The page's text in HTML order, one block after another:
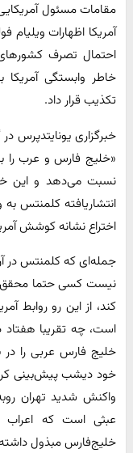
مقامات مسئول
آمریکا اظهارات ویلیام
احتمال تصرف کشورهای
خاطر وابستگی آمریکا
تکذیب قرار داد.
خبرگزاری یونایتدپرس
«خلیج فارس و عرب را
نسبت می‌دهد و این
انتشاریافته کلمنتس
اختراع نشانه کوشش
جمله‌ای که کلمنتس در
نیست کسی حتما محقق
کند، از این رو روابط
است، چه تقریبا هفتاد
خلیج فارس عربی را در
خود دیشب پیش‌بینی کرد
واکنش شدید تهران
عبثی است که اعراب
خلیج‌فارس مبذول داشته